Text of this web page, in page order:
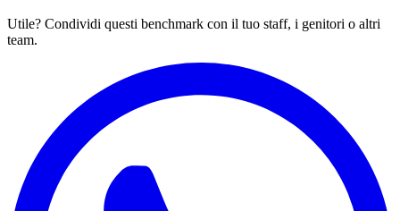
Utile? Condividi questi benchmark con il tuo staff, i genitori o altri
team.